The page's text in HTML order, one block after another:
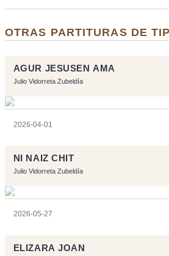
OTRAS PARTITURAS DE
AGUR JESUSEN AMA
Julio Vidorreta Zubeldía
2026-04-01
NI NAIZ CHIT
Julio Vidorreta Zubeldía
2026-05-27
ELIZARA JOAN